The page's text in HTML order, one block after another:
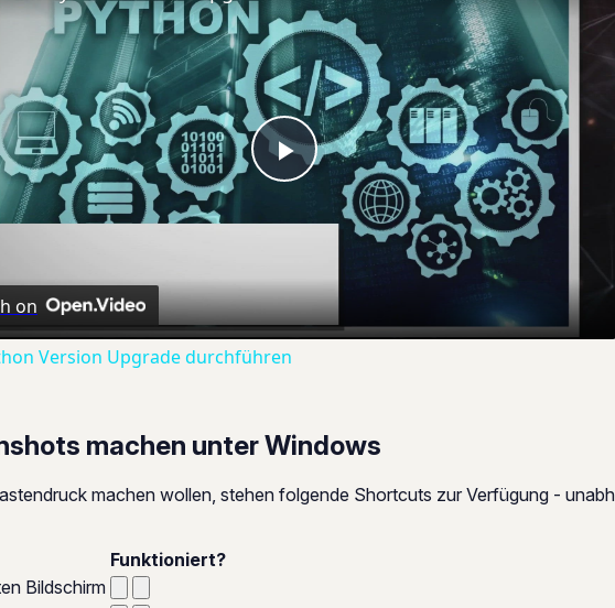
Play
Video
on
Version Upgrade durchführen
machen unter Windows
machen wollen, stehen folgende Shortcuts zur Verfügung -
Funktioniert?
Bildschirm